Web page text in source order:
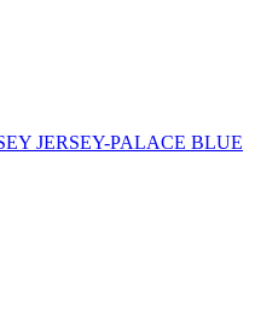
JERSEY-PALACE BLUE